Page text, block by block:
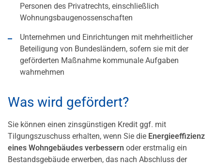
Personen des Privatrechts, einschließlich
Wohnungsbaugenossenschaften
Unternehmen und Einrichtungen mit mehrheitlicher
Beteiligung von Bundesländern, sofern sie mit der
geförderten Maßnahme kommunale Aufgaben
wahrnehmen
Was wird gefördert?
Sie können einen zinsgünstigen Kredit ggf. mit
Tilgungszuschuss erhalten, wenn Sie die Energieeffizienz
eines Wohngebäudes verbessern oder erstmalig ein
Bestandsgebäude erwerben, das nach Abschluss der